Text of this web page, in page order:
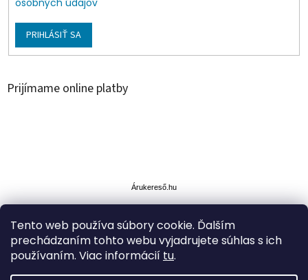
Tento web používa súbory cookie. Ďalším
prechádzaním tohto webu vyjadrujete súhlas s ich
používaním. Viac informácií tu.
osobných údajov
PRIHLÁSIŤ SA
Prijímame online platby
k
r
e
s
Árukereső.hu